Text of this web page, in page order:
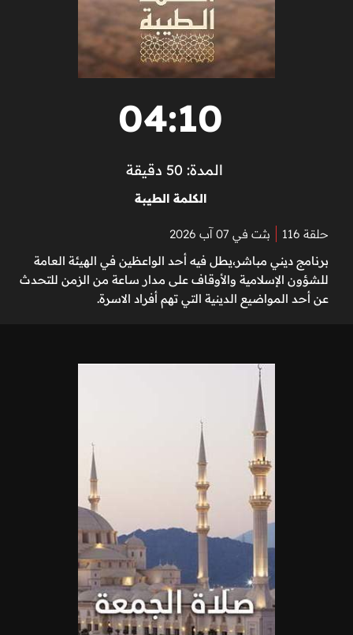
04:10
المدة: 50 دقيقة
الكلمة الطيبة
حلقة 116
بثت في 07 آب 2026
برنامج ديني مباشر،يطل فيه أحد الواعظين في الهيئة العامة
للشؤون الإسلامية والأوقاف على مدار ساعة من الزمن للتحدث
عن أحد المواضيع الدينية التي تهم أفراد الاسرة.